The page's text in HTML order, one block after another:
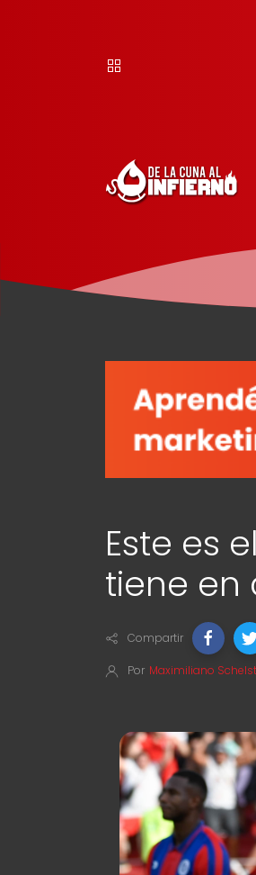
Este es
tiene en
Compartir
Por Maximiliano